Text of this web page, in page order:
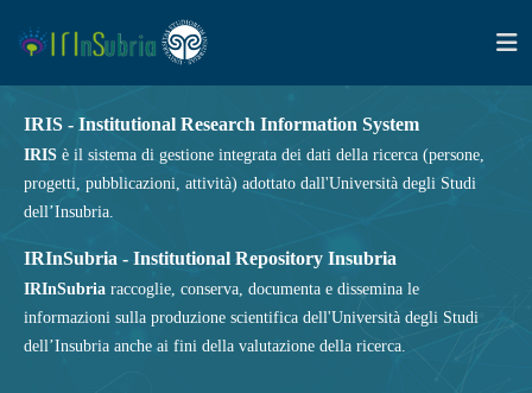
IRIS - Institutional Research Information System
IRIS è il sistema di gestione integrata dei dati della ricerca (persone,
progetti, pubblicazioni, attività) adottato dall'Università degli Studi
dell’Insubria.
IRInSubria - Institutional Repository Insubria
IRInSubria raccoglie, conserva, documenta e dissemina le
informazioni sulla produzione scientifica dell'Università degli Studi
dell’Insubria anche ai fini della valutazione della ricerca.